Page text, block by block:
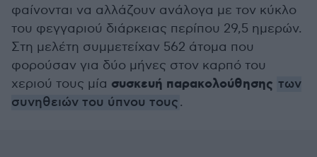
φαίνονται να αλλάζουν ανάλογα με τον κύκλο
του φεγγαριού διάρκειας περίπου 29,5 ημερών.
Στη μελέτη συμμετείχαν 562 άτομα που
φορούσαν για δύο μήνες στον καρπό του
χεριού τους μία συσκευή παρακολούθησης των
συνηθειών του ύπνου τους.